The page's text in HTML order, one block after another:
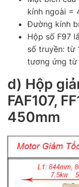
kính ngoài =
Đường kính
Hộp số F97
số truyền: từ
tương ứng từ
d) Hộp
FAF107,
450mm